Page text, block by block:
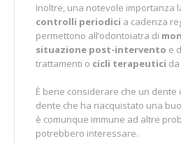
Inoltre, una notevole importanza
controlli periodici a cadenza
permettono all’odontoiatra di
situazione post-intervento e
trattamenti o cicli terapeutici
È bene considerare che un dente
dente che ha riacquistato una
è comunque immune ad altre
potrebbero interessare.